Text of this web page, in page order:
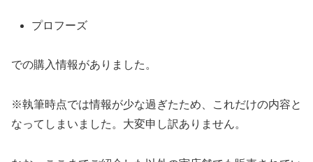
プロフーズ
での購入情報がありました。
※執筆時点では情報が少な過ぎたため、これだけの内容と
なってしまいました。大変申し訳ありません。